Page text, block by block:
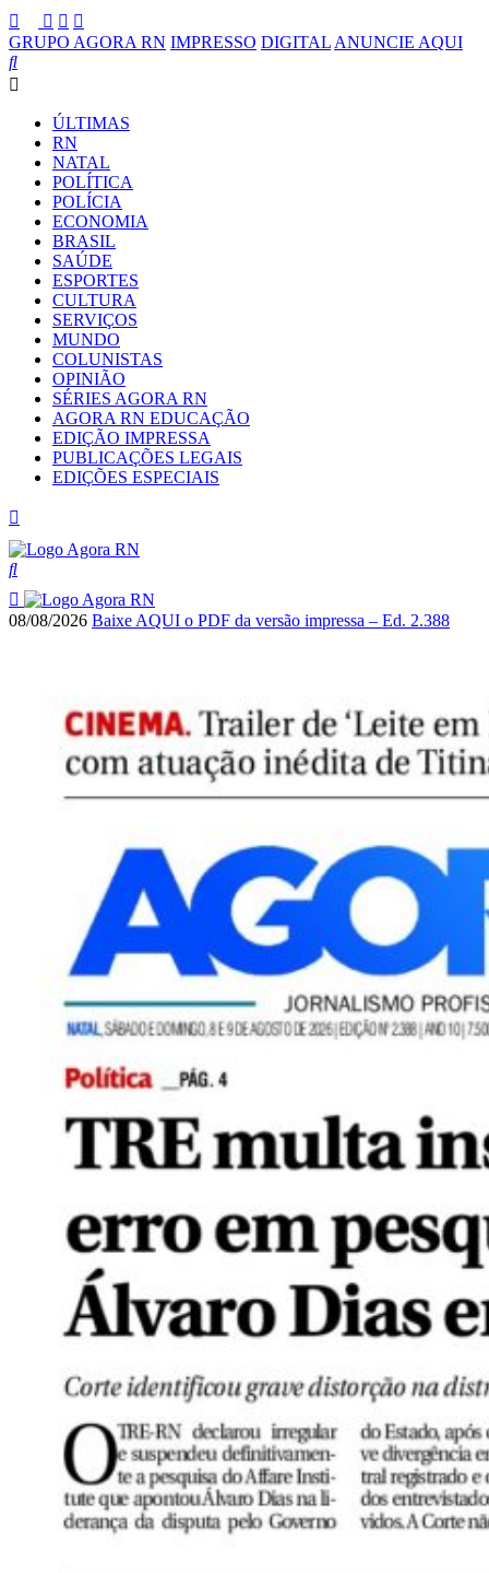
GRUPO AGORA RN IMPRESSO DIGITAL ANUNCIE AQUI
ÚLTIMAS
RN
NATAL
POLÍTICA
POLÍCIA
ECONOMIA
BRASIL
SAÚDE
ESPORTES
CULTURA
SERVIÇOS
MUNDO
COLUNISTAS
OPINIÃO
SÉRIES AGORA RN
AGORA RN EDUCAÇÃO
EDIÇÃO IMPRESSA
PUBLICAÇÕES LEGAIS
EDIÇÕES ESPECIAIS
08/08/2026 Baixe AQUI o PDF da versão impressa – Ed. 2.388